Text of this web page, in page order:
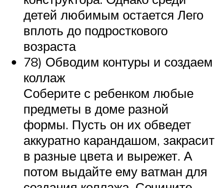
детей любимым остается Лего
вплоть до подросткового
возраста
78) Обводим контуры и создаем
коллаж
Соберите с ребенком любые
предметы в доме разной
формы. Пусть он их обведет
аккуратно карандашом, закрасит
в разные цвета и вырежет. А
потом выдайте ему ватман для